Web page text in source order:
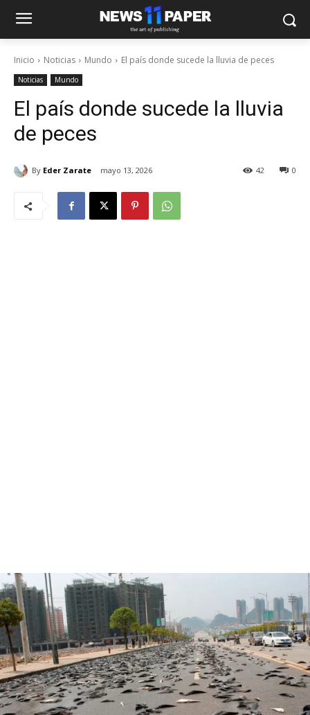
Inicio Noticias Mundo El país donde sucede la lluvia de peces
Noticias Mundo
El país donde sucede la lluvia
de peces
By Eder Zarate mayo 13, 2026 0
42